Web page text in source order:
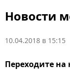
Новости
10.04.2018 в 15:15
Переходите